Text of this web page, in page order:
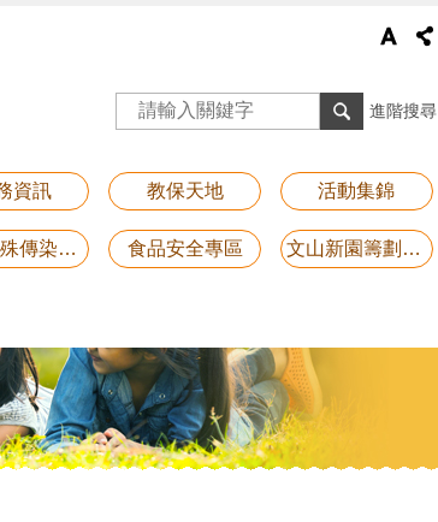
進階搜尋
資訊 教保天地 活動集錦
嚴重特殊傳染性肺炎防疫專區 食品安全專區 文山新園籌劃專區